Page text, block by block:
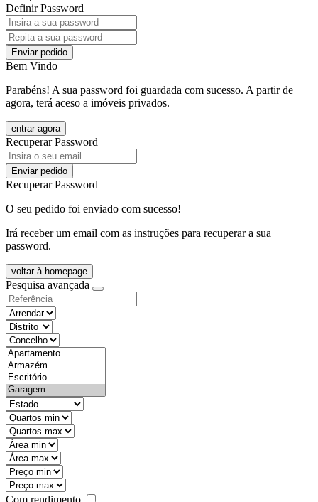
Definir Password
Enviar pedido
Bem Vindo
Parabéns! A sua password foi guardada com sucesso. A partir de
agora, terá aceso a imóveis privados.
entrar agora
Recuperar Password
Enviar pedido
Recuperar Password
O seu pedido foi enviado com sucesso!
Irá receber um email com as instruções para recuperar a sua
password.
voltar à homepage
Pesquisa avançada
objective
districtId
countyId
types
state
mintypo
maxtypo
minarea
maxarea
minprice
maxprice
Com rendimento